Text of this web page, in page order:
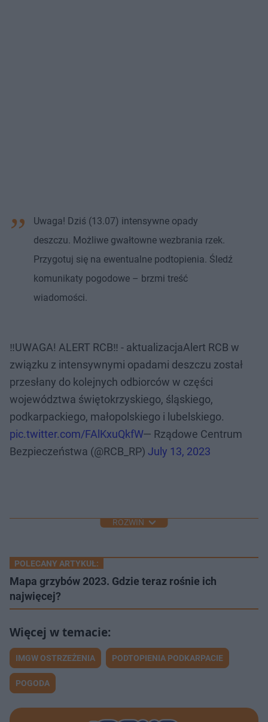
Uwaga! Dziś (13.07) intensywne opady
deszczu. Możliwe gwałtowne wezbrania rzek.
Przygotuj się na ewentualne podtopienia. Śledź
komunikaty pogodowe – brzmi treść
wiadomości.
‼UWAGA! ALERT RCB‼ - aktualizacjaAlert RCB w
związku z intensywnymi opadami deszczu został
przesłany do kolejnych odbiorców w części
województwa świętokrzyskiego, śląskiego,
podkarpackiego, małopolskiego i lubelskiego.
pic.twitter.com/FAlKxuQkfW— Rządowe Centrum
Bezpieczeństwa (@RCB_RP) July 13, 2023
ROZWIŃ
POLECANY ARTYKUŁ:
Mapa grzybów 2023. Gdzie teraz rośnie ich
najwięcej?
IMGW OSTRZEŻENIA PODTOPIENIA PODKARPACIE
POGODA